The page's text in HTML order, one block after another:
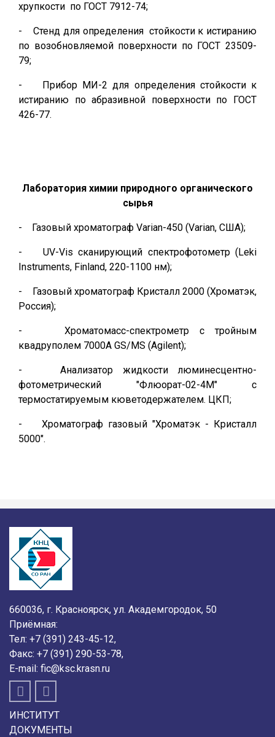
хрупкости по ГОСТ 7912-74;
- Стенд для определения стойкости к истиранию
по возобновляемой поверхности по ГОСТ 23509-
79;
- Прибор МИ-2 для определения стойкости к
истиранию по абразивной поверхности по ГОСТ
426-77.
Лаборатория химии природного органического
сырья
- Газовый хроматограф Varian-450 (Varian, США);
- UV-Vis сканирующий спектрофотометр (Leki
Instruments, Finland, 220-1100 нм);
- Газовый хроматограф Кристалл 2000 (Хроматэк,
Россия);
- Хроматомасс-спектрометр с тройным
квадруполем 7000А GS/MS (Agilent);
- Анализатор жидкости люминесцентно-
фотометрический "Флюорат-02-4М" с
термостатируемым кюветодержателем. ЦКП;
- Хроматограф газовый "Хроматэк - Кристалл
5000".
660036, г. Красноярск, ул. Академгородок, 50
Приёмная:
Тел: +7 (391) 243-45-12,
Факс: +7 (391) 290-53-78,
E-mail: fic@ksc.krasn.ru
ИНСТИТУТ
ДОКУМЕНТЫ